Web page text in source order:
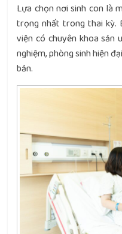
Lựa chọn nơi sinh con là
trọng nhất trong thai kỳ.
viện có chuyên khoa sản
nghiệm, phòng sinh hiện
bản.